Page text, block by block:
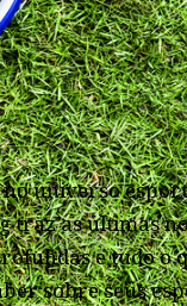
universo
traz as últimas
e tudo o
sobre seus